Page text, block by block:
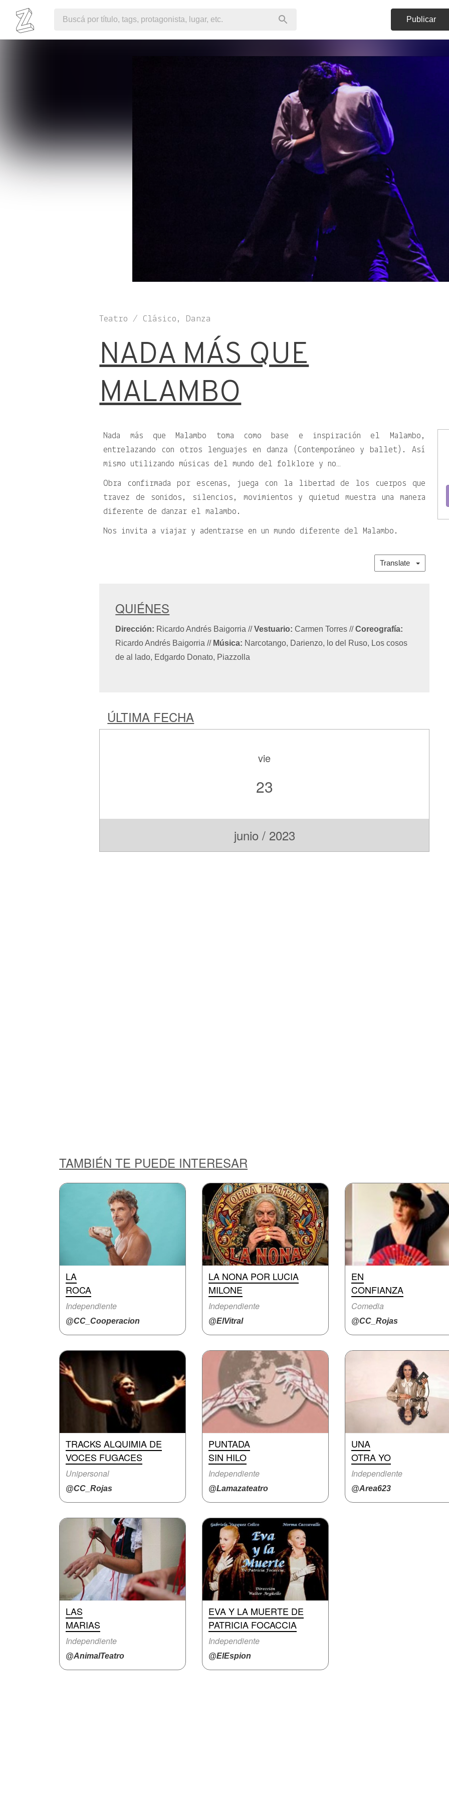
Publicar
Teatro / Clásico, Danza
NADA MÁS QUE
MALAMBO
Nada más que Malambo toma como base e inspiración el Malambo,
entrelazando con otros lenguajes en danza (Contemporáneo y ballet). Así
mismo utilizando músicas del mundo del folklore y no…
Obra confirmada por escenas, juega con la libertad de los cuerpos que
travez de sonidos, silencios, movimientos y quietud muestra una manera
diferente de danzar el malambo.
Nos invita a viajar y adentrarse en un mundo diferente del Malambo.
Translate
QUIÉNES
Dirección: Ricardo Andrés Baigorria// Vestuario: Carmen Torres// Coreografía:
Ricardo Andrés Baigorria// Música: Narcotango, Darienzo, lo del Ruso, Los cosos
de al lado, Edgardo Donato, Piazzolla
ÚLTIMA FECHA
vie
23
junio / 2023
TAMBIÉN TE PUEDE INTERESAR
LA
ROCA
Independiente
@CC_Cooperacion
LA NONA POR LUCIA
MILONE
Independiente
@ElVitral
EN
CONFIANZA
Comedia
@CC_Rojas
TRACKS ALQUIMIA DE
VOCES FUGACES
Unipersonal
@CC_Rojas
PUNTADA
SIN HILO
Independiente
@Lamazateatro
UNA
OTRA YO
Independiente
@Area623
LAS
MARIAS
Independiente
@AnimalTeatro
EVA Y LA MUERTE DE
PATRICIA FOCACCIA
Independiente
@ElEspion